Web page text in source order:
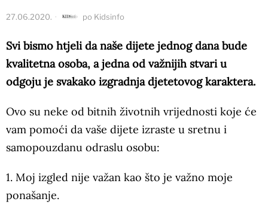
27.06.2020. po Kidsinfo
Svi bismo htjeli da naše dijete jednog dana bude
kvalitetna osoba, a jedna od važnijih stvari u
odgoju je svakako izgradnja djetetovog karaktera.
Ovo su neke od bitnih životnih vrijednosti koje će
vam pomoći da vaše dijete izraste u sretnu i
samopouzdanu odraslu osobu:
1. Moj izgled nije važan kao što je važno moje
ponašanje.